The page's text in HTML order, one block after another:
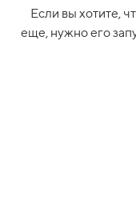
Если вы хотите,
еще, нужно его